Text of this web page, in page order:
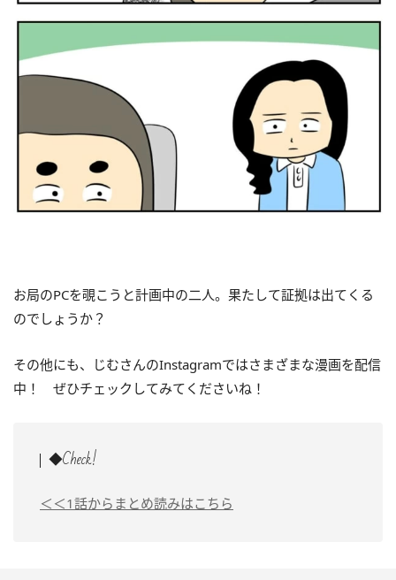
お局のPCを覗こうと計画中の二人。果たして証拠は出てくる
のでしょうか？
その他にも、じむさんのInstagramではさまざまな漫画を配信
中！ ぜひチェックしてみてくださいね！
◆Check!
＜＜1話からまとめ読みはこちら